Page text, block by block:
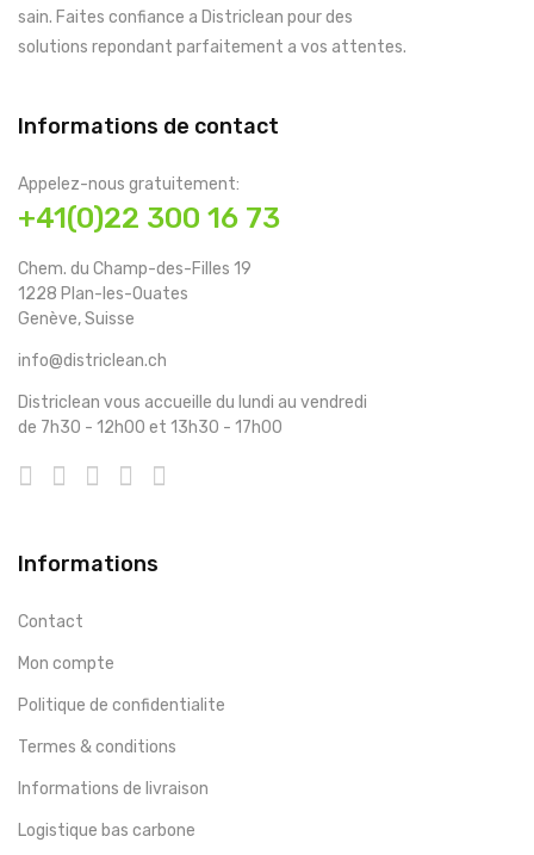
sain. Faites confiance a Districlean pour des
solutions repondant parfaitement a vos attentes.
Informations de contact
Appelez-nous gratuitement:
+41(0)22 300 16 73
Chem. du Champ-des-Filles 19
1228 Plan-les-Ouates
Genève, Suisse
info@districlean.ch
Districlean vous accueille du lundi au vendredi
de 7h30 - 12h00 et 13h30 - 17h00
Informations
Contact
Mon compte
Politique de confidentialite
Termes & conditions
Informations de livraison
Logistique bas carbone